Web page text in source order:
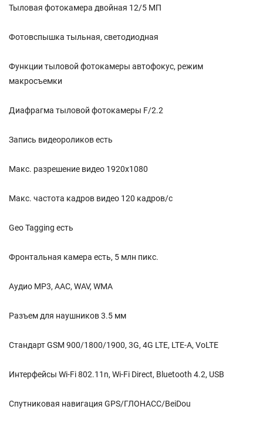
Тыловая фотокамера двойная 12/5 МП
Фотовспышка тыльная, светодиодная
Функции тыловой фотокамеры автофокус, режим
макросъемки
Диафрагма тыловой фотокамеры F/2.2
Запись видеороликов есть
Макс. разрешение видео 1920x1080
Макс. частота кадров видео 120 кадров/с
Geo Tagging есть
Фронтальная камера есть, 5 млн пикс.
Аудио MP3, AAC, WAV, WMA
Разъем для наушников 3.5 мм
Стандарт GSM 900/1800/1900, 3G, 4G LTE, LTE-A, VoLTE
Интерфейсы Wi-Fi 802.11n, Wi-Fi Direct, Bluetooth 4.2, USB
Спутниковая навигация GPS/ГЛОНАСС/BeiDou